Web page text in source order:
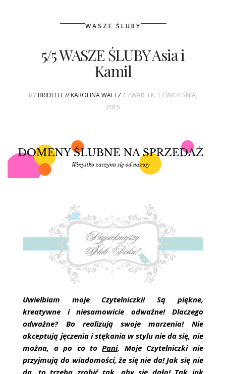
KONKURSY
{HOT SEXY BEST}
BRI GROUP
ARCHIWUM
WASZE ŚLUBY
5/5 WASZE ŚLUBY Asia i
Kamil
BY BRIDELLE // KAROLINA WALTZ CZWARTEK, 17 WRZEŚNIA,
2015
Uwielbiam moje Czytelniczki! Są piękne,
kreatywne i niesamowicie odważne! Dlaczego
odważne? Bo realizują swoje marzenia! Nie
akceptują jęczenia i stękania w stylu nie da się, nie
można, a po co toPani. Moje Czytelniczki nie
przyjmują do wiadomości, że się nie da! Jak się nie